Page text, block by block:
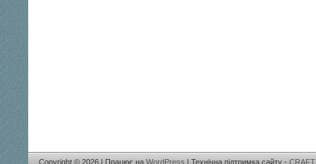
Copyright © 2026 | Працює на WordPress | Технічна підтримка сайту -